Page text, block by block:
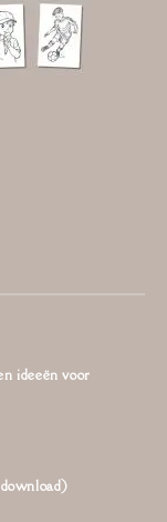
ideeën voor